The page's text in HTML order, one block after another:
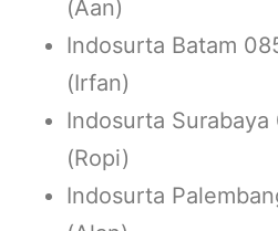
(Aan)
Indosurta Batam
(Irfan)
Indosurta
(Ropi)
Indosurta